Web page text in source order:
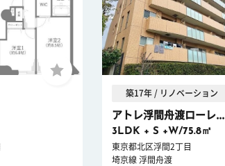
築17年 / リノベーション
アトレ浮間舟渡ローレ...
3LDK + S +W/75.8㎡
東京都北区浮間2丁目
埼京線 浮間舟渡